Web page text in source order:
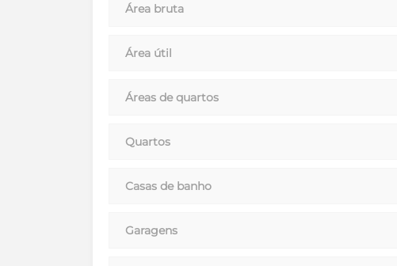
Área bruta
Área útil
Áreas de quartos
Quartos
Casas de banho
Garagens